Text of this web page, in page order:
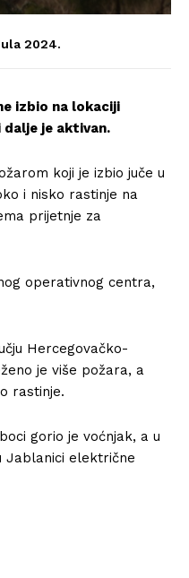
2024.
izbio na lokaciji
je aktivan.
koji je izbio juče u
i nisko rastinje na
prijetnje za
operativnog centra,
Hercegovačko-
je više požara, a
rastinje.
gorio je voćnjak, a u
Jablanici električne